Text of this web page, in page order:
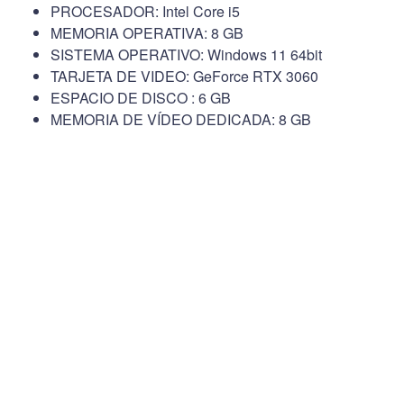
PROCESADOR: Intel Core i5
MEMORIA OPERATIVA: 8 GB
SISTEMA OPERATIVO: Windows 11 64bit
TARJETA DE VIDEO: GeForce RTX 3060
ESPACIO DE DISCO : 6 GB
MEMORIA DE VÍDEO DEDICADA: 8 GB